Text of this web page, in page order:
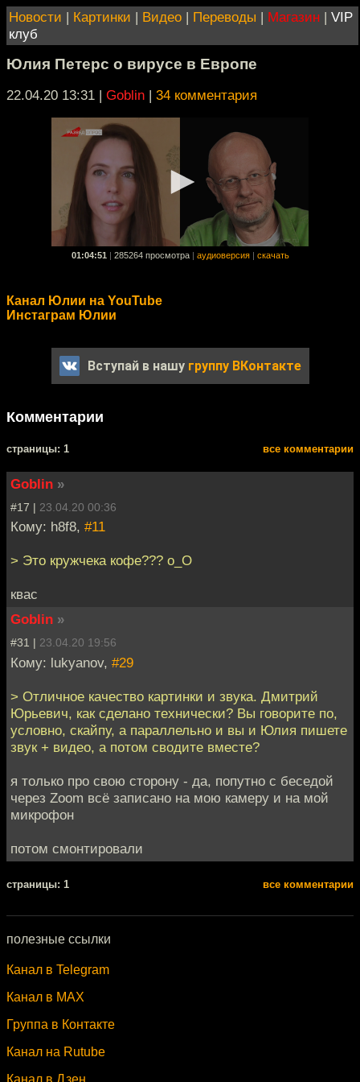
Новости | Картинки | Видео | Переводы | Магазин | VIP
клуб
Юлия Петерс о вирусе в Европе
22.04.20 13:31 | Goblin | 34 комментария
01:04:51 285264 просмотра аудиоверсия скачать
Канал Юлии на YouTube
Инстаграм Юлии
Вступай в нашу группу ВКонтакте
Комментарии
cтраницы: 1 все комментарии
Goblin »
#17 | 23.04.20 00:36
Кому: h8f8, #11
> Это кружчека кофе??? o_O
квас
Goblin »
#31 | 23.04.20 19:56
Кому: lukyanov, #29
> Отличное качество картинки и звука. Дмитрий
Юрьевич, как сделано технически? Вы говорите по,
условно, скайпу, а параллельно и вы и Юлия пишете
звук + видео, а потом сводите вместе?
я только про свою сторону - да, попутно с беседой
через Zoom всё записано на мою камеру и на мой
микрофон
потом смонтировали
cтраницы: 1 все комментарии
полезные ссылки
Канал в Telegram
Канал в MAX
Группа в Контакте
Канал на Rutube
Канал в Дзен